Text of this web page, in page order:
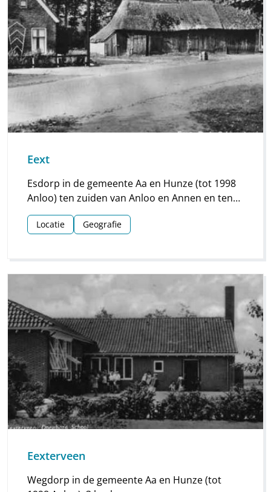
Eext
Esdorp in de gemeente Aa en Hunze (tot 1998
Anloo) ten zuiden van Anloo en Annen en ten
noordwesten van Gieten. Ten zuidwesten van
Eext ligt het uitgestrekte bouw- en
Locatie Geografie
Eexterveen
Wegdorp in de gemeente Aa en Hunze (tot